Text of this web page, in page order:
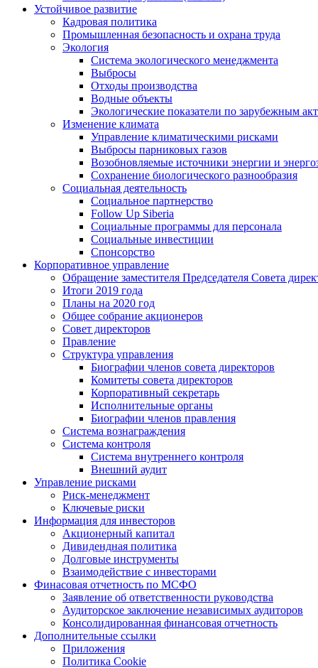
Устойчивое развитие
Кадровая политика
Промышленная безопасность и охрана труда
Экология
Система экологического менеджмента
Выбросы
Отходы производства
Водные объекты
Экологические показатели по зарубежным
Изменение климата
Управление климатическими рисками
Выбросы парниковых газов
Возобновляемые источники энергии и
Сохранение биологического разнообразия
Социальная деятельность
Социальное партнерство
Follow Up Siberia
Социальные программы для персонала
Социальные инвестиции
Спонсорство
Корпоративное управление
Обращение заместителя Председателя Совета
Итоги 2019 года
Планы на 2020 год
Общее собрание акционеров
Совет директоров
Правление
Структура управления
Биографии членов совета директоров
Комитеты совета директоров
Корпоративный секретарь
Исполнительные органы
Биографии членов правления
Система вознаграждения
Система контроля
Система внутреннего контроля
Внешний аудит
Управление рисками
Риск-менеджмент
Ключевые риски
Информация для инвесторов
Акционерный капитал
Дивидендная политика
Долговые инструменты
Взаимодействие с инвеcторами
Финасовая отчетность по МСФО
Заявление об ответственности руководства
Аудиторское заключение независимых аудиторов
Консолидированная финансовая отчетность
Дополнительные ссылки
Приложения
Политика Cookie